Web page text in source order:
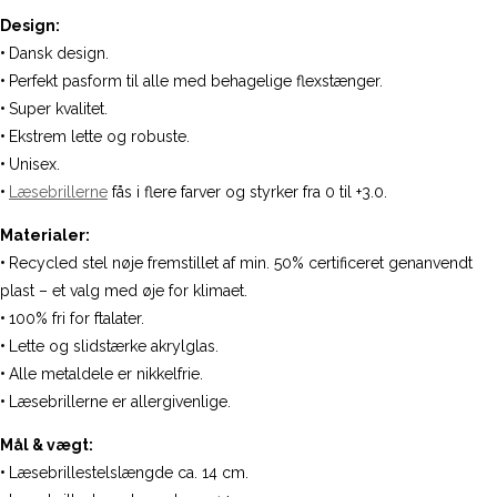
Design:
• Dansk design.
• Perfekt pasform til alle med behagelige flexstænger.
• Super kvalitet.
• Ekstrem lette og robuste.
• Unisex.
• Læsebrillerne fås i flere farver og styrker fra 0 til +3.0.
Materialer:
• Recycled stel nøje fremstillet af min. 50% certificeret genanvendt
plast – et valg med øje for klimaet.
• 100% fri for ftalater.
• Lette og slidstærke akrylglas.
• Alle metaldele er nikkelfrie.
• Læsebrillerne er allergivenlige.
Mål & vægt:
• Læsebrillestelslængde ca. 14 cm.